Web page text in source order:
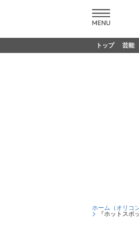
トップ 芸能
ホーム（オリコ
『ホットスポ